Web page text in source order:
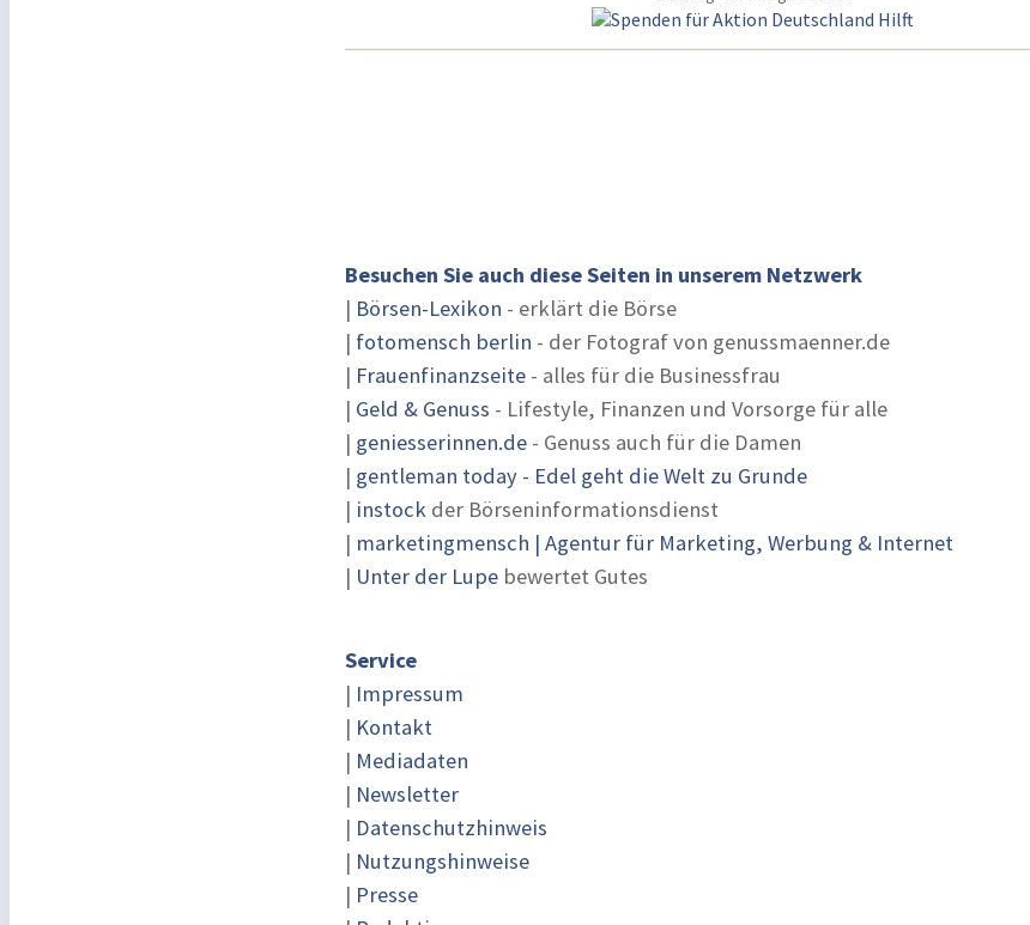
Besuchen Sie auch diese Seiten in unserem Netzwerk
| Börsen-Lexikon - erklärt die Börse
| fotomensch berlin - der Fotograf von genussmaenner.de
| Frauenfinanzseite - alles für die Businessfrau
| Geld & Genuss - Lifestyle, Finanzen und Vorsorge für alle
| geniesserinnen.de - Genuss auch für die Damen
| gentleman today - Edel geht die Welt zu Grunde
| instock der Börseninformationsdienst
| marketingmensch | Agentur für Marketing, Werbung & Internet
| Unter der Lupe bewertet Gutes
Service
| Impressum
| Kontakt
| Mediadaten
| Newsletter
| Datenschutzhinweis
| Nutzungshinweise
| Presse